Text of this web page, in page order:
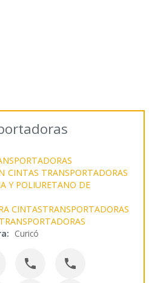
CINTAS TRANSPORTADORAS
Y POLIURETANO DE
CINTASTRANSPORTADORAS
Curicó
 